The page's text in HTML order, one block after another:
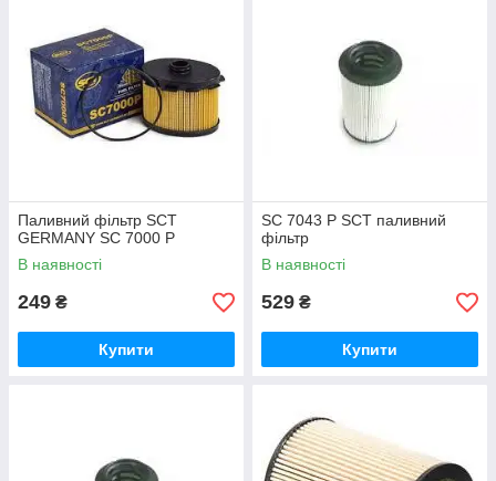
Паливний фільтр SCT
GERMANY SC 7000 Р
В наявності
249 ₴
Купити
SC 7043 Р SCT паливний
фільтр
В наявності
529 ₴
Купити